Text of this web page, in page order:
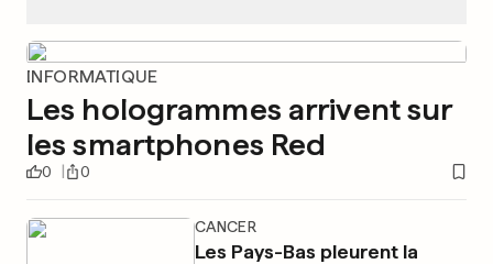
INFORMATIQUE
Les hologrammes arrivent sur
les smartphones Red
0 0
CANCER
Les Pays-Bas pleurent la